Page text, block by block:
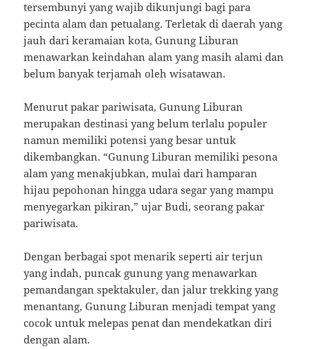
tersembunyi yang wajib dikunjungi bagi para
pecinta alam dan petualang. Terletak di daerah yang
jauh dari keramaian kota, Gunung Liburan
menawarkan keindahan alam yang masih alami dan
belum banyak terjamah oleh wisatawan.
Menurut pakar pariwisata, Gunung Liburan
merupakan destinasi yang belum terlalu populer
namun memiliki potensi yang besar untuk
dikembangkan. “Gunung Liburan memiliki pesona
alam yang menakjubkan, mulai dari hamparan
hijau pepohonan hingga udara segar yang mampu
menyegarkan pikiran,” ujar Budi, seorang pakar
pariwisata.
Dengan berbagai spot menarik seperti air terjun
yang indah, puncak gunung yang menawarkan
pemandangan spektakuler, dan jalur trekking yang
menantang, Gunung Liburan menjadi tempat yang
cocok untuk melepas penat dan mendekatkan diri
dengan alam.